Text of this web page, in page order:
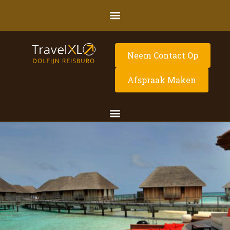
Neem Contact Op
Afspraak Maken